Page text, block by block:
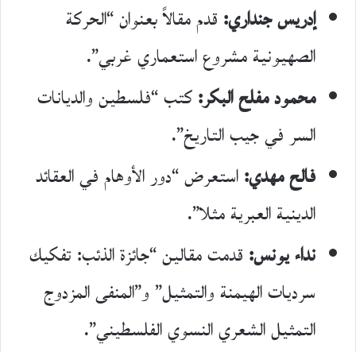
إدريس جنداري:قدم مقالاً بعنوان “الحركة
الصهيونية مشروع استعماري غربي”.
محمود مفلح البكر:كتب “فلسطين والديانات
السر في جيب التاريخ”.
فالح مهدي:استعرض “دور الأوهام في العقائد
الدينية العبرية مثلا”.
نداء يونس:قدمت مقالين “جائزة الذئب: تفكيك
سرديات الهيمنة والتمثيل” و”المنفى المزدوج
التمثيل الشعري النسوي الفلسطيني”.